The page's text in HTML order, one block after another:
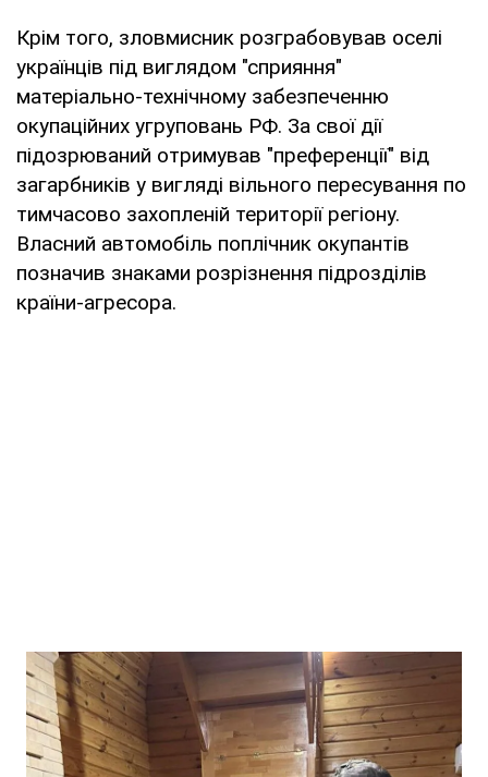
Крім того, зловмисник розграбовував оселі
українців під виглядом "сприяння"
матеріально-технічному забезпеченню
окупаційних угруповань РФ. За свої дії
підозрюваний отримував "преференції" від
загарбників у вигляді вільного пересування по
тимчасово захопленій території регіону.
Власний автомобіль поплічник окупантів
позначив знаками розрізнення підрозділів
країни-агресора.